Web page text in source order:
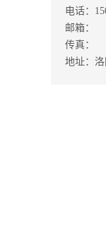
电话：
邮箱：
传真：
地址：